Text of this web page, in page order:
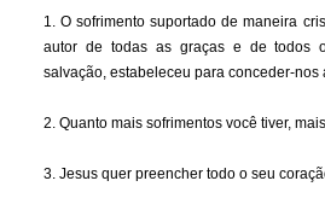
1. O sofrimento suportado de maneira
autor de todas as graças e de todos
salvação, estabeleceu para conceder-nos
2. Quanto mais sofrimentos você tiver,
3. Jesus quer preencher todo o seu